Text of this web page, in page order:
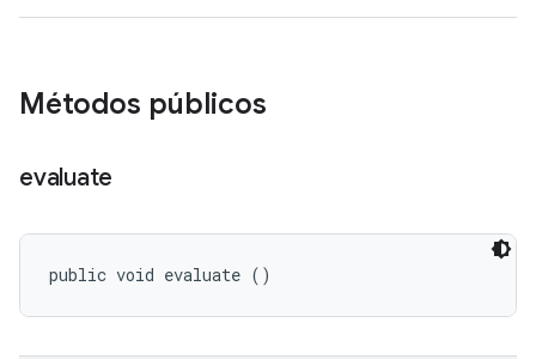
Métodos públicos
evaluate
public void evaluate ()